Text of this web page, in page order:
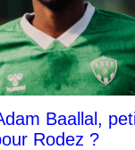
Baallal,
Rodez ?